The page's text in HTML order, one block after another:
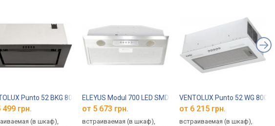
Punto 52 BKG 800 PB
499 грн.
(в шкаф),
ELEYUS Modul 700 LED SMD 52 IS
от 5 673 грн.
встраиваемая (в шкаф),
VENTOLUX Punto 52 WG 800 PB
от 6 215 грн.
встраиваемая (в шкаф),